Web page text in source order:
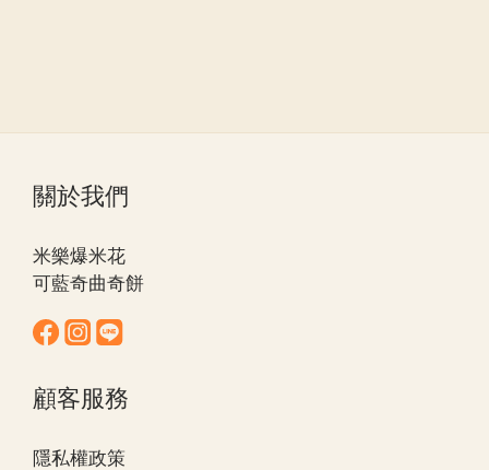
關於我們
米樂爆米花
可藍奇曲奇餅
顧客服務
隱私權政策